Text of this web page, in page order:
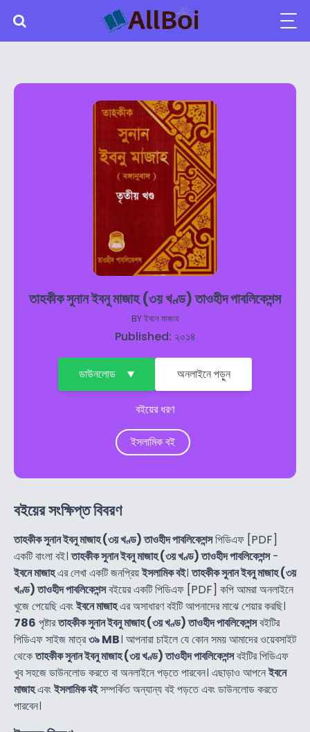
তাহকীক সুনান ইবনু মাজাহ (৩য় খণ্ড) তাওহীদ পাবলিকেশন্স
BYইবনে মাজাহ
Published: ২০১৪
ডাউনলোড অনলাইনে পড়ুন
বইয়ের ধরণ
ইসলামিক বই
বইয়ের সংক্ষিপ্ত বিবরণ
তাহকীক সুনান ইবনু মাজাহ (৩য় খণ্ড) তাওহীদ পাবলিকেশন্সপিডিএফ [PDF]
একটি বাংলা বই।তাহকীক সুনান ইবনু মাজাহ (৩য় খণ্ড) তাওহীদ পাবলিকেশন্স-
ইবনে মাজাহএর লেখা একটি জনপ্রিয়ইসলামিক বই।তাহকীক সুনান ইবনু মাজাহ (৩য়
খণ্ড) তাওহীদ পাবলিকেশন্সবইয়ের একটি পিডিএফ [PDF] কপি আমরা অনলাইনে
খুজে পেয়েছি এবংইবনে মাজাহএর অসাধারণ বইটি আপনাদের মাঝে শেয়ার করছি।
786 পৃষ্টারতাহকীক সুনান ইবনু মাজাহ (৩য় খণ্ড) তাওহীদ পাবলিকেশন্সবইটির
পিডিএফ সাইজ মাত্র৩৯ MB। আপনারা চাইলে যে কোন সময় আমাদের ওয়েবসাইট
থেকেতাহকীক সুনান ইবনু মাজাহ (৩য় খণ্ড) তাওহীদ পাবলিকেশন্সবইটির পিডিএফ
খুব সহজে ডাউনলোড করতে বা অনলাইনে পড়তে পারবেন। এছাড়াও আপনেইবনে
মাজাহএবংইসলামিক বইসম্পর্কিত অন্যান্য বই পড়তে এবং ডাউনলোড করতে
পারবেন।